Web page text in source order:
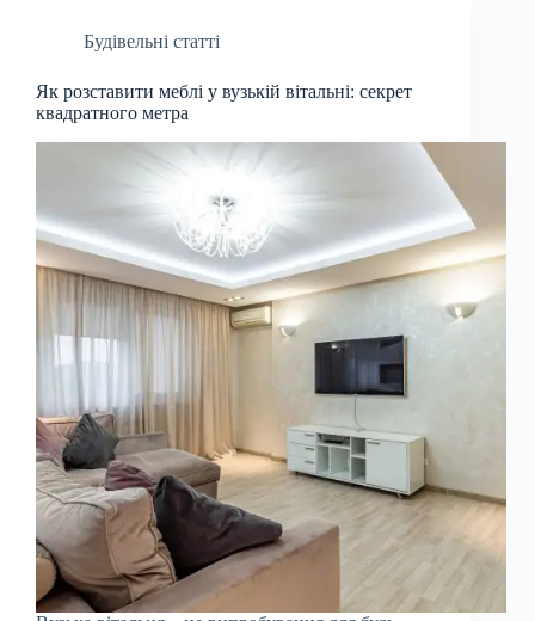
Будівельні статті
Як розставити меблі у вузькій вітальні: секрет
квадратного метра